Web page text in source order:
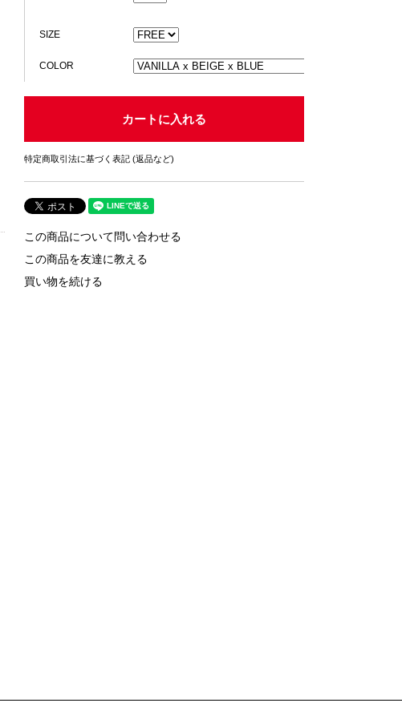
SIZE
COLOR
特定商取引法に基づく表記 (返品など)
この商品について問い合わせる
この商品を友達に教える
買い物を続ける